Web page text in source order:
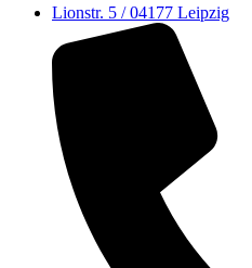
Lionstr. 5 / 04177 Leipzig